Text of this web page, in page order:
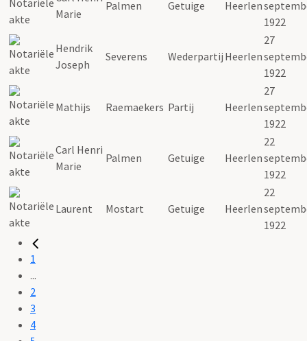
Marie
Palmen Getuige Heerlen
1922
Hendrik
Joseph
Severens Wederpartij Heerlen
27
1922
Mathijs Raemaekers Partij Heerlen
27
1922
Carl Henri
Marie
Palmen Getuige Heerlen
22
1922
Laurent Mostart Getuige Heerlen
22
1922
1
...
2
3
4